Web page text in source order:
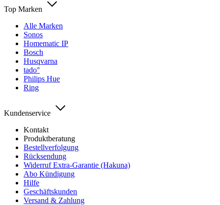
Top Marken
Alle Marken
Sonos
Homematic IP
Bosch
Husqvarna
tado°
Philips Hue
Ring
Kundenservice
Kontakt
Produktberatung
Bestellverfolgung
Rücksendung
Widerruf Extra-Garantie (Hakuna)
Abo Kündigung
Hilfe
Geschäftskunden
Versand & Zahlung